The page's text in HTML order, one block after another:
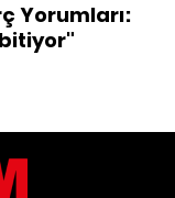
Yorumları: